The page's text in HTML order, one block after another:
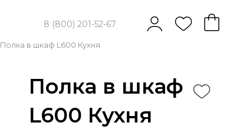
8 (800) 201-52-67
Полка в шкаф L600 Кухня
Полка в шкаф
L600 Кухня